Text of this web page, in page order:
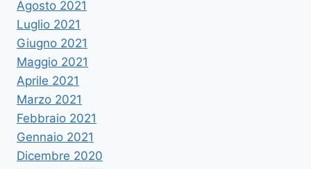
Agosto 2021
Luglio 2021
Giugno 2021
Maggio 2021
Aprile 2021
Marzo 2021
Febbraio 2021
Gennaio 2021
Dicembre 2020